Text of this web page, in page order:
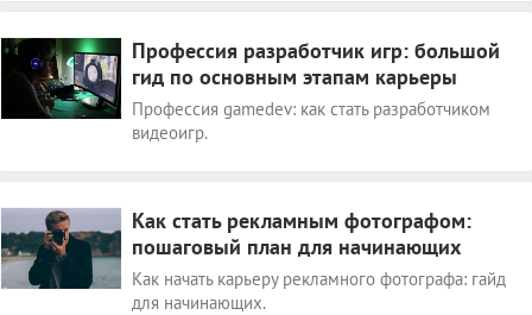
Профессия разработчик игр: большой
гид по основным этапам карьеры
Профессия gamedev: как стать разработчиком
видеоигр.
Как стать рекламным фотографом:
пошаговый план для начинающих
Как начать карьеру рекламного фотографа: гайд
для начинающих.